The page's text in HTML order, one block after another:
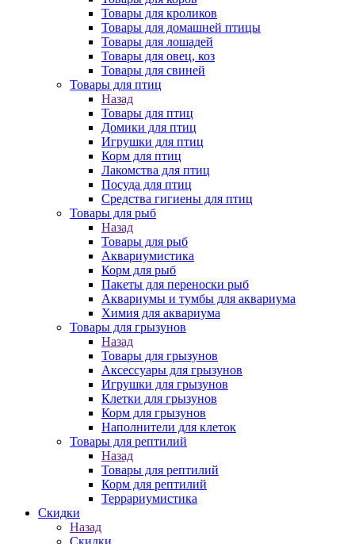
Товары для кроликов
Товары для домашней птицы
Товары для лошадей
Товары для овец, коз
Товары для свиней
Товары для птиц
Назад
Товары для птиц
Домики для птиц
Игрушки для птиц
Корм для птиц
Лакомства для птиц
Посуда для птиц
Средства гигиены для птиц
Товары для рыб
Назад
Товары для рыб
Аквариумистика
Корм для рыб
Пакеты для переноски рыб
Аквариумы и тумбы для аквариума
Химия для аквариума
Товары для грызунов
Назад
Товары для грызунов
Аксессуары для грызунов
Игрушки для грызунов
Клетки для грызунов
Корм для грызунов
Наполнители для клеток
Товары для рептилий
Назад
Товары для рептилий
Корм для рептилий
Террариумистика
Скидки
Назад
Скидки